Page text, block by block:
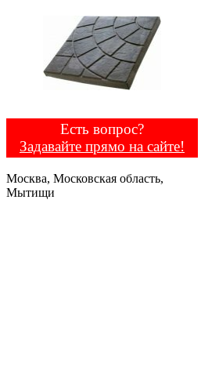
Есть вопрос?
Задавайте прямо на сайте!
Москва, Московская область,
Мытищи